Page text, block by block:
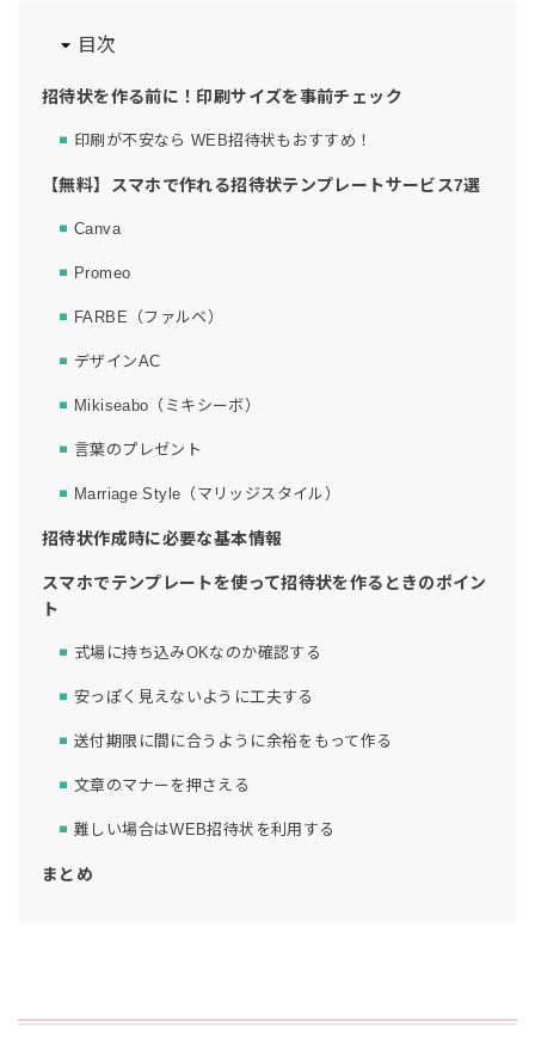
目次
招待状を作る前に！印刷サイズを事前チェック
印刷が不安なら WEB招待状もおすすめ！
【無料】スマホで作れる招待状テンプレートサービス7選
Canva
Promeo
FARBE（ファルベ）
デザインAC
Mikiseabo（ミキシーボ）
言葉のプレゼント
Marriage Style（マリッジスタイル）
招待状作成時に必要な基本情報
スマホでテンプレートを使って招待状を作るときのポイン
ト
式場に持ち込みOKなのか確認する
安っぽく見えないように工夫する
送付期限に間に合うように余裕をもって作る
文章のマナーを押さえる
難しい場合はWEB招待状を利用する
まとめ